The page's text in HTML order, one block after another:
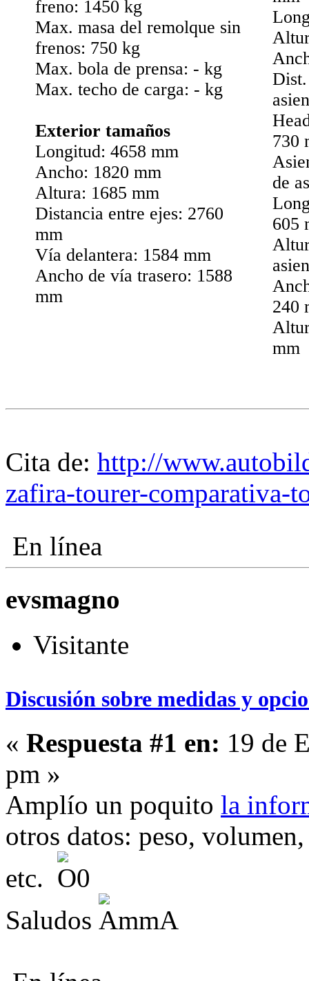
freno: 1450 kg
Max. masa del remolque sin
frenos: 750 kg
Max. bola de prensa: - kg
Max. techo de carga: - kg
Exterior tamaños
Longitud: 4658 mm
Ancho: 1820 mm
Altura: 1685 mm
Distancia entre ejes: 2760
mm
Vía delantera: 1584 mm
Ancho de vía trasero: 1588
mm
730
de
605
240
mm
Cita de: http://
zafira-tourer-comparativa-
En línea
evsmagno
Visitante
Discusión sobre medidas y
« Respuesta #1 en: 19 de
pm »
Amplío un poquito la
otros datos: peso,
etc.
Saludos